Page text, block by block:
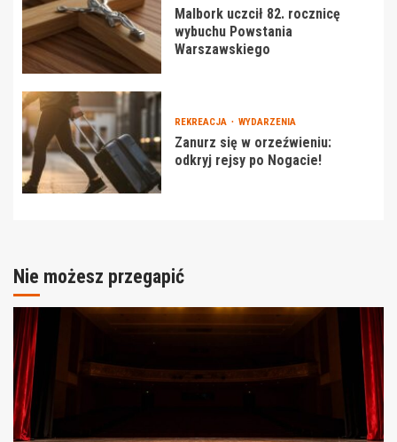
Malbork uczcił 82. rocznicę
wybuchu Powstania
Warszawskiego
REKREACJA WYDARZENIA
Zanurz się w orzeźwieniu:
odkryj rejsy po Nogacie!
Nie możesz przegapić